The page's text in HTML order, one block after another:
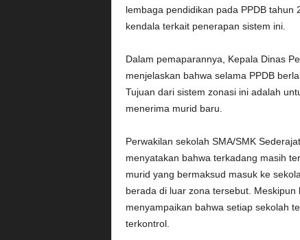
lembaga pendidikan pada PPDB
kendala terkait penerapan sistem ini.
Dalam pemaparannya, Kepala Dinas
menjelaskan bahwa selama PPDB
Tujuan dari sistem zonasi ini adalah
menerima murid baru.
Perwakilan sekolah SMA/SMK
menyatakan bahwa terkadang masih
murid yang bermaksud masuk ke
berada di luar zona tersebut.
menyampaikan bahwa setiap sekolah
terkontrol.